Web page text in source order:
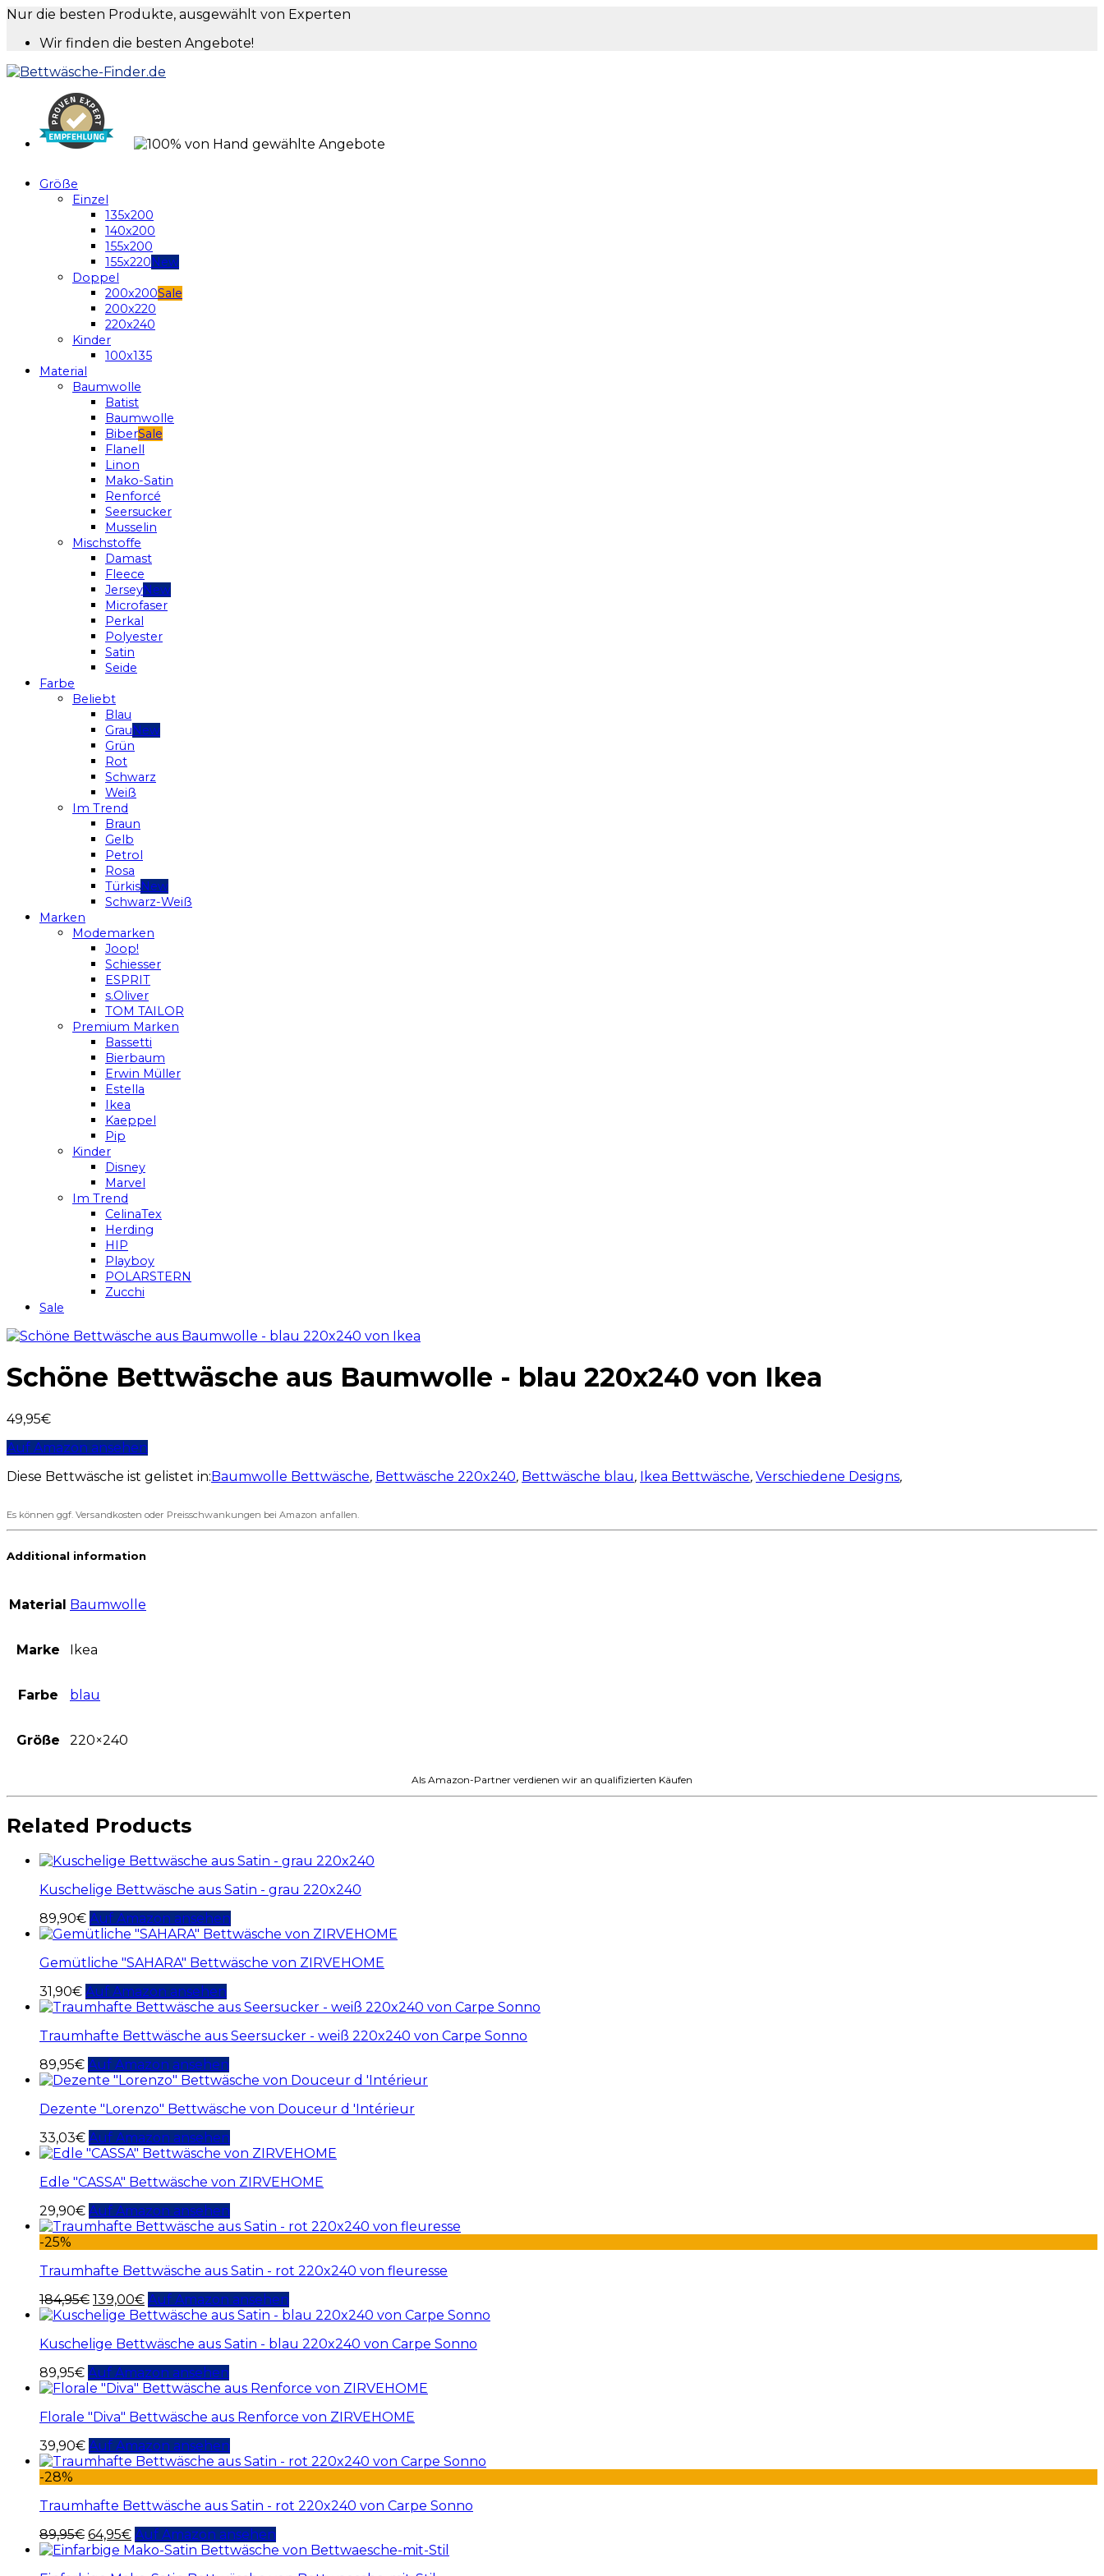
Nur die besten Produkte, ausgewählt von Experten
Wir finden die besten Angebote!
Größe
Einzel
135x200
140x200
155x200
155x220
Doppel
200x200
200x220
220x240
Kinder
100x135
Material
Baumwolle
Batist
Baumwolle
Biber
Flanell
Linon
Mako-Satin
Renforcé
Seersucker
Musselin
Mischstoffe
Damast
Fleece
Jersey
Microfaser
Perkal
Polyester
Satin
Seide
Farbe
Beliebt
Blau
Grau
Grün
Rot
Schwarz
Weiß
Im Trend
Braun
Gelb
Petrol
Rosa
Türkis
Schwarz-Weiß
Marken
Modemarken
Joop!
Schiesser
ESPRIT
s.Oliver
TOM TAILOR
Premium Marken
Bassetti
Bierbaum
Erwin Müller
Estella
Ikea
Kaeppel
Pip
Kinder
Disney
Marvel
Im Trend
CelinaTex
Herding
HIP
Playboy
POLARSTERN
Zucchi
Sale
Schöne Bettwäsche aus Baumwolle - blau 220x240 von Ikea
49,95€
Auf Amazon ansehen
Diese Bettwäsche ist gelistet in:Baumwolle Bettwäsche, Bettwäsche 220x240, Bettwäsche blau, Ikea Bettwäsche, Verschiedene Designs,
Es können ggf. Versandkosten oder Preisschwankungen bei Amazon anfallen.
Additional information
Material Baumwolle
Marke Ikea
Farbe blau
Größe 220×240
Als Amazon-Partner verdienen wir an qualifizierten Käufen
Related Products
Kuschelige Bettwäsche aus Satin - grau 220x240
89,90€ Auf Amazon ansehen
Gemütliche "SAHARA" Bettwäsche von ZIRVEHOME
31,90€ Auf Amazon ansehen
Traumhafte Bettwäsche aus Seersucker - weiß 220x240 von Carpe Sonno
89,95€ Auf Amazon ansehen
Dezente "Lorenzo" Bettwäsche von Douceur d 'Intérieur
33,03€ Auf Amazon ansehen
Edle "CASSA" Bettwäsche von ZIRVEHOME
29,90€ Auf Amazon ansehen
-25%
Traumhafte Bettwäsche aus Satin - rot 220x240 von fleuresse
184,95€ 139,00€ Auf Amazon ansehen
Kuschelige Bettwäsche aus Satin - blau 220x240 von Carpe Sonno
89,95€ Auf Amazon ansehen
Florale "Diva" Bettwäsche aus Renforce von ZIRVEHOME
39,90€ Auf Amazon ansehen
-28%
Traumhafte Bettwäsche aus Satin - rot 220x240 von Carpe Sonno
89,95€ 64,95€ Auf Amazon ansehen